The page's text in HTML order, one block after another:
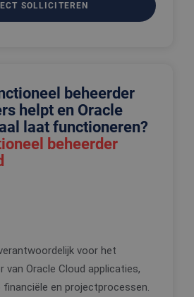
SOLLICITEREN
beheerder
helpt en Oracle
laat functioneren?
beheerder
voor het
van Oracle Cloud applicaties,
en projectprocessen.